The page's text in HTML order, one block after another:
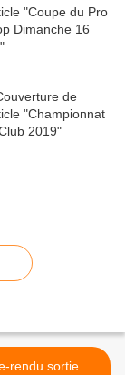
rendu sortie